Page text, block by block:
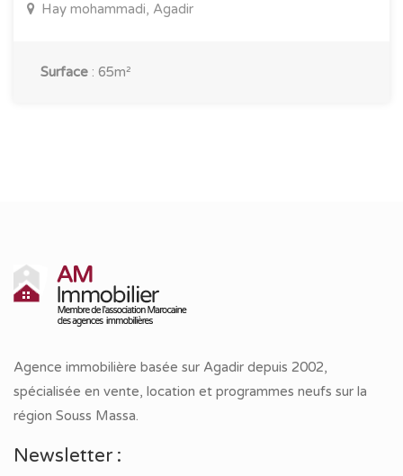
Hay mohammadi, Agadir
Surface : 65m²
Agence immobilière basée sur Agadir depuis 2002,
spécialisée en vente, location et programmes neufs sur la
région Souss Massa.
Newsletter :